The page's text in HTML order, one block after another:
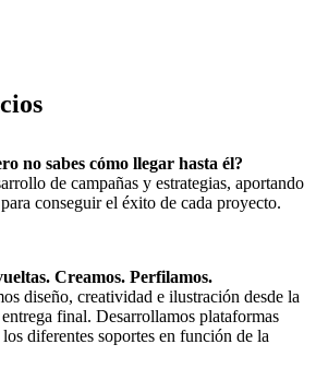
no sabes cómo llegar hasta él?
de campañas y estrategias, aportando
conseguir el éxito de cada proyecto.
Creamos. Perfilamos.
diseño, creatividad e ilustración desde la
final. Desarrollamos plataformas
diferentes soportes en función de la